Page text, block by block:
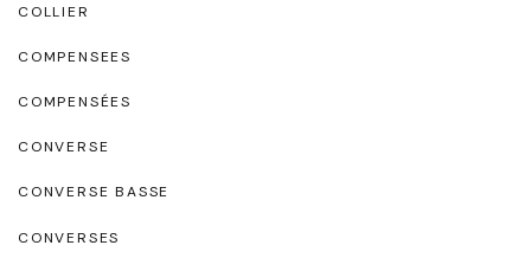
COLLIER
COMPENSEES
COMPENSÉES
CONVERSE
CONVERSE BASSE
CONVERSES